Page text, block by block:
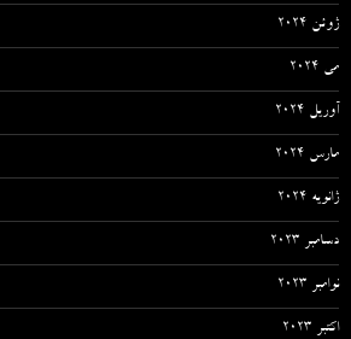
ژوئن 2024
می 2024
آوریل 2024
مارس 2024
ژانویه 2024
دسامبر 2023
نوامبر 2023
اکتبر 2023